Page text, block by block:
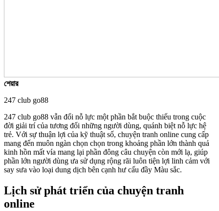
শেয়ার
247 club go88
247 club go88 vẫn đổi nỗ lực một phần bắt buộc thiếu trong cuộc
đời giải trí của tương đối những người dùng, quánh biệt nỗ lực hệ
trẻ. Với sự thuận lợi của kỹ thuật số, chuyện tranh online cung cấp
mang đến muôn ngàn chọn chọn trong khoảng phần lớn thành quả
kinh hồn mất vía mang lại phần đông câu chuyện còn mới lạ, giúp
phần lớn người dùng ưa sử dụng rộng rãi luôn tiện lợi linh cảm với
say sưa vào loại dung dịch bên cạnh hư cấu đầy Màu sắc.
Lịch sử phát triển của chuyện tranh
online